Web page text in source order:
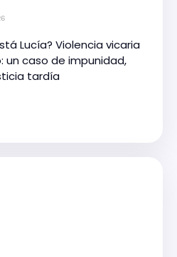
Lucía? Violencia vicaria
un caso de impunidad,
tardía